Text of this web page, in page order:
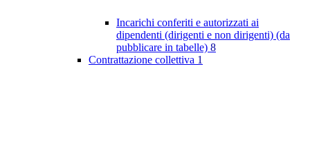
Incarichi conferiti e autorizzati ai
dipendenti (dirigenti e non dirigenti) (da
pubblicare in tabelle) 8
Contrattazione collettiva 1